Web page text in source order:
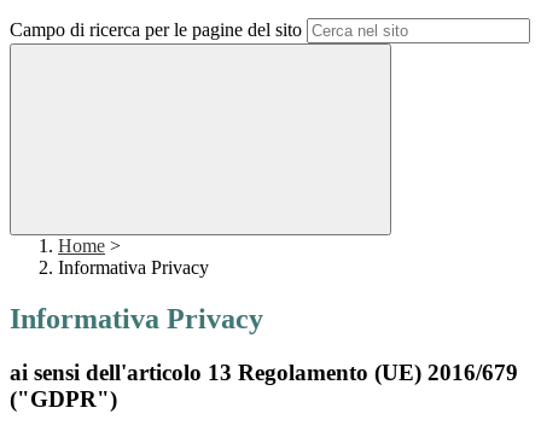
Campo di ricerca per le pagine del sito
Home >
Informativa Privacy
Informativa Privacy
ai sensi dell'articolo 13 Regolamento (UE) 2016/679
("GDPR")